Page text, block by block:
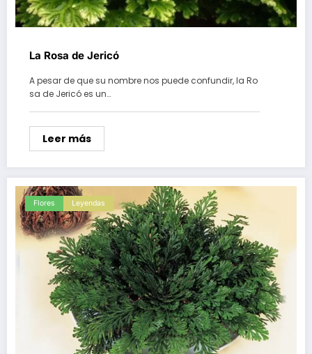
La Rosa de Jericó
A pesar de que su nombre nos puede confundir, la Ro
sa de Jericó es un…
Leer más
Flores Leyendas